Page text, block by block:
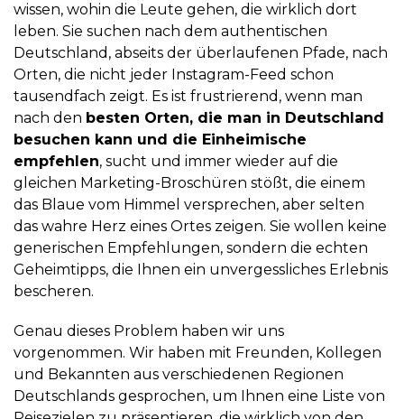
wissen, wohin die Leute gehen, die wirklich dort
leben. Sie suchen nach dem authentischen
Deutschland, abseits der überlaufenen Pfade, nach
Orten, die nicht jeder Instagram-Feed schon
tausendfach zeigt. Es ist frustrierend, wenn man
nach den besten Orten, die man in Deutschland
besuchen kann und die Einheimische
empfehlen, sucht und immer wieder auf die
gleichen Marketing-Broschüren stößt, die einem
das Blaue vom Himmel versprechen, aber selten
das wahre Herz eines Ortes zeigen. Sie wollen keine
generischen Empfehlungen, sondern die echten
Geheimtipps, die Ihnen ein unvergessliches Erlebnis
bescheren.
Genau dieses Problem haben wir uns
vorgenommen. Wir haben mit Freunden, Kollegen
und Bekannten aus verschiedenen Regionen
Deutschlands gesprochen, um Ihnen eine Liste von